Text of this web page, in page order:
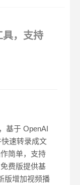
，支持
基于 OpenAI
速转录成文
简单，支持
费版提供基
版增加视频播